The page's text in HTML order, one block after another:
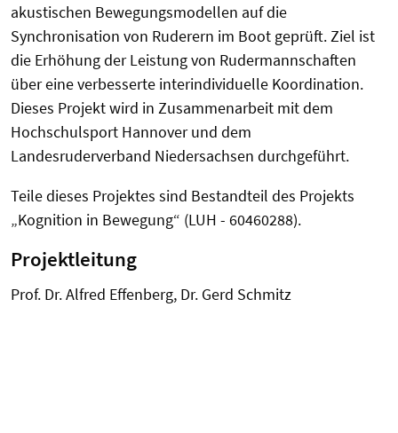
akustischen Bewegungsmodellen auf die
Synchronisation von Ruderern im Boot geprüft. Ziel ist
die Erhöhung der Leistung von Rudermannschaften
über eine verbesserte interindividuelle Koordination.
Dieses Projekt wird in Zusammenarbeit mit dem
Hochschulsport Hannover und dem
Landesruderverband Niedersachsen durchgeführt.
Teile dieses Projektes sind Bestandteil des Projekts
„Kognition in Bewegung“ (LUH - 60460288).
Projektleitung
Prof. Dr. Alfred Effenberg, Dr. Gerd Schmitz